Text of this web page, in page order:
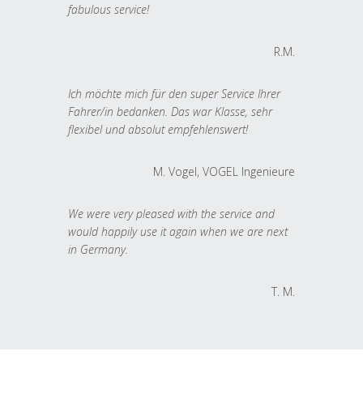
fabulous service!
R.M.
Ich möchte mich für den super Service Ihrer
Fahrer/in bedanken. Das war Klasse, sehr
flexibel und absolut empfehlenswert!
M. Vogel, VOGEL Ingenieure
We were very pleased with the service and
would happily use it again when we are next
in Germany.
T. M.